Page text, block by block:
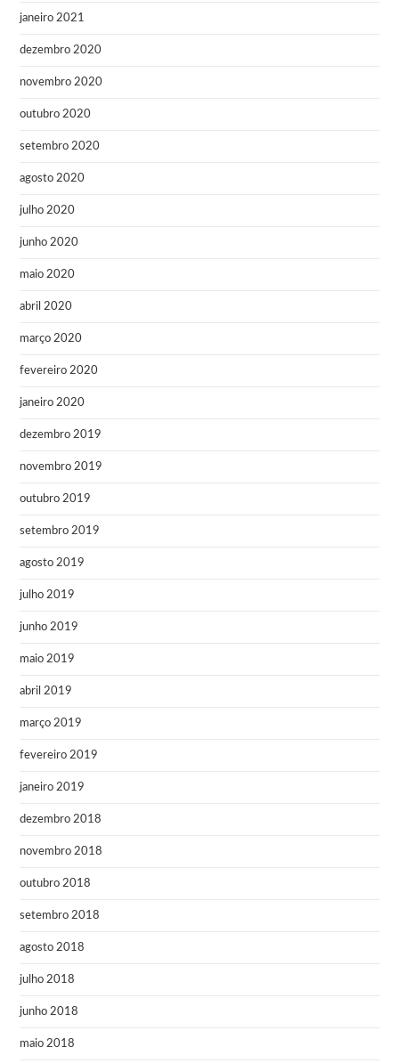
janeiro 2021
dezembro 2020
novembro 2020
outubro 2020
setembro 2020
agosto 2020
julho 2020
junho 2020
maio 2020
abril 2020
março 2020
fevereiro 2020
janeiro 2020
dezembro 2019
novembro 2019
outubro 2019
setembro 2019
agosto 2019
julho 2019
junho 2019
maio 2019
abril 2019
março 2019
fevereiro 2019
janeiro 2019
dezembro 2018
novembro 2018
outubro 2018
setembro 2018
agosto 2018
julho 2018
junho 2018
maio 2018